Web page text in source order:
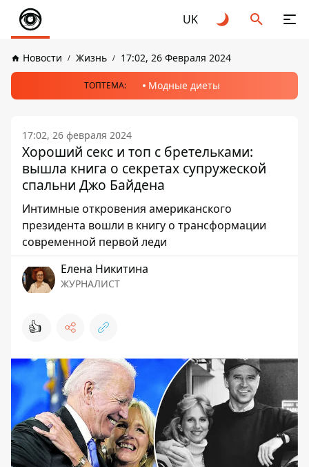
UK
Новости Жизнь 17:02, 26 Февраля 2024
ТОПТЕМА: Модные диеты
17:02, 26 февраля 2024
Хороший секс и топ с бретельками:
вышла книга о секретах супружеской
спальни Джо Байдена
Интимные откровения американского
президента вошли в книгу о трансформации
современной первой леди
Елена Никитина
ЖУРНАЛИСТ
👍